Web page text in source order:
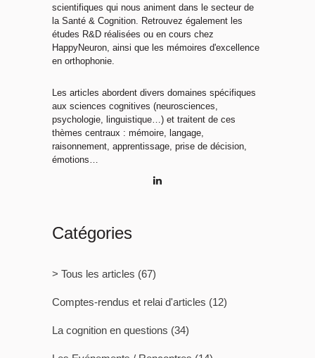
scientifiques qui nous animent dans le secteur de
la Santé & Cognition. Retrouvez également les
études R&D réalisées ou en cours chez
HappyNeuron, ainsi que les mémoires d'excellence
en orthophonie.
Les articles abordent divers domaines spécifiques
aux sciences cognitives (neurosciences,
psychologie, linguistique…) et traitent de ces
thèmes centraux : mémoire, langage,
raisonnement, apprentissage, prise de décision,
émotions…
Catégories
> Tous les articles (67)
Comptes-rendus et relai d'articles (12)
La cognition en questions (34)